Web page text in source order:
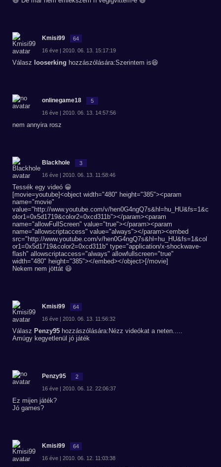
Kmisi99 64
16 éve | 2010. 06. 13. 15:17:19
Válasz looserking hozzászólására:Szerintem is😆
onlinegame18 5
16 éve | 2010. 06. 13. 14:57:56
nem annyira rosz
Blackhole 3
16 éve | 2010. 06. 13. 11:58:46
Tessék egy videó 😀
[movie=youtube]<object width="480" height="385"><param
name="movie"
value="http://www.youtube.com/v/hen0G4ngQ7s&hl=hu_HU&fs=1&c
olor1=0x5d1719&color2=0xcd311b"></param><param
name="allowFullScreen" value="true"></param><param
name="allowscriptaccess" value="always"></param><embed
src="http://www.youtube.com/v/hen0G4ngQ7s&hl=hu_HU&fs=1&col
or1=0x5d1719&color2=0xcd311b" type="application/x-shockwave-
flash" allowscriptaccess="always" allowfullscreen="true"
width="480" height="385"></embed></object>[/movie]
Nekem nem jöttát 😃
Kmisi99 64
16 éve | 2010. 06. 13. 11:56:32
Válasz Penzy95 hozzászólására:Nézz videókat a neten.....
Amúgy kegyetlenül jó játék
Penzy95 2
16 éve | 2010. 06. 12. 22:06:37
Ez mijen játék?
Jó games?
Kmisi99 64
16 éve | 2010. 06. 12. 11:03:38